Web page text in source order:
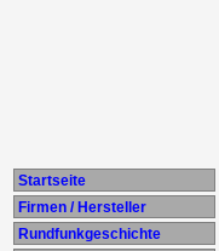
Startseite
Firmen / Hersteller
Rundfunkgeschichte